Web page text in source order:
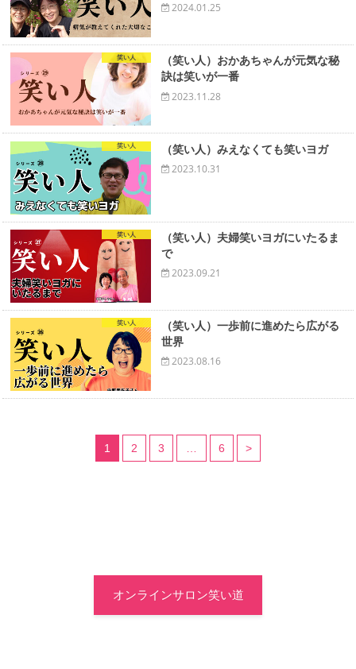
2024.01.25
笑い人
（笑い人）おかあちゃんが元気な秘
訣は笑いが一番
2023.11.28
笑い人
（笑い人）みえなくても笑いヨガ
2023.10.31
笑い人
（笑い人）夫婦笑いヨガにいたるま
で
2023.09.21
笑い人
（笑い人）一歩前に進めたら広がる
世界
2023.08.16
1 2 3 … 6 >
オンラインサロン笑い道